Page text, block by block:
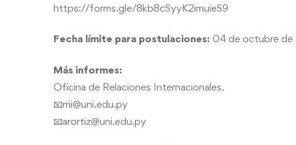
https://forms.gle/8kb8cSyyK2imuieS9
Fecha límite para postulaciones: 04 de octubre de
Más informes:
Oficina de Relaciones Internacionales.
📧rrii@uni.edu.py
📧arortiz@uni.edu.py